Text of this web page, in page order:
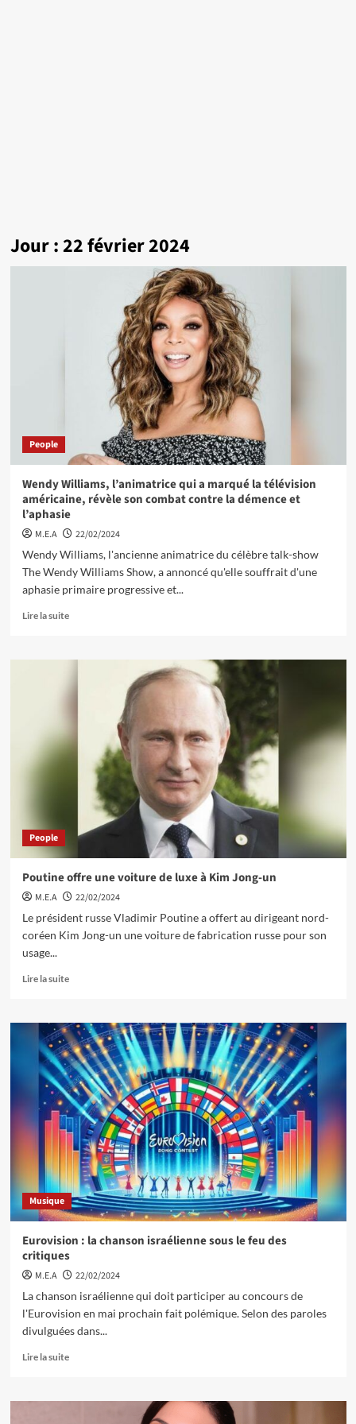
Jour :22 février 2024
People
Wendy Williams, l’animatrice qui a marqué la télévision
américaine, révèle son combat contre la démence et
l’aphasie
M.E.A
22/02/2024
Wendy Williams, l'ancienne animatrice du célèbre talk-show
The Wendy Williams Show, a annoncé qu'elle souffrait d'une
aphasie primaire progressive et...
Lire la suite
People
Poutine offre une voiture de luxe à Kim Jong-un
M.E.A
22/02/2024
Le président russe Vladimir Poutine a offert au dirigeant nord-
coréen Kim Jong-un une voiture de fabrication russe pour son
usage...
Lire la suite
Musique
Eurovision : la chanson israélienne sous le feu des
critiques
M.E.A
22/02/2024
La chanson israélienne qui doit participer au concours de
l'Eurovision en mai prochain fait polémique. Selon des paroles
divulguées dans...
Lire la suite